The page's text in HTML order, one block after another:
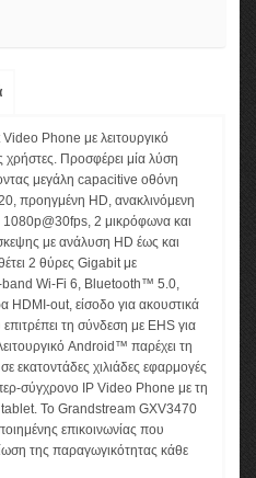
Phone με λειτουργικό
χρήστες. Προσφέρει μία λύση
μεγάλη capacitive οθόνη
προηγμένη HD, ανακλινόμενη
2 μικρόφωνα και
με ανάλυση HD έως και
2 θύρες Gigabit με
band Wi-Fi 6, Bluetooth™ 5.0,
HDMI-out, είσοδο για ακουστικά
τη σύνδεση με EHS για
Android™ παρέχει τη
εκατοντάδες χιλιάδες εφαρμογές
σύγχρονο IP Video Phone με τη
tablet. Το Grandstream GXV3470
επικοινωνίας που
της παραγωγικότητας κάθε